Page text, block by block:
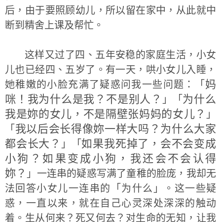
后，由于要照顾幼儿，所以留在家中，从此就中
断到精舍上课及帮忙。
这样又过了四、五年安稳的家庭生活，小女
儿也已经四、五岁了。有一天，哄小女儿入睡，
她稚嫩的小脸充满了疑惑问我一些问题：「 妈
咪！我为什么是我？不是别人？ 」「 为什么
我是妳的女儿，不是隔壁张妈妈的女儿？ 」
「 我以后会长得像妳一样大吗？为什么大家
都会长大？ 」「如果我死掉了，会不会变成
小狗？如果变成小狗，我还会不会认得
妳？ 」一连串的疑惑写满了童稚的脸庞，我却无
法回答小女儿一连串的「为什么」。这一些疑
惑，一直以来，就在自己心灵深处深深的触动
着。生从何来？死又何去？对生命的无知，让我